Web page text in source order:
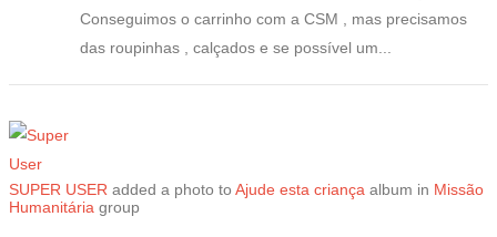
Conseguimos o carrinho com a CSM , mas precisamos
das roupinhas , calçados e se possível um...
SUPER USER added a photo to Ajude esta criança album in Missão
Humanitária group